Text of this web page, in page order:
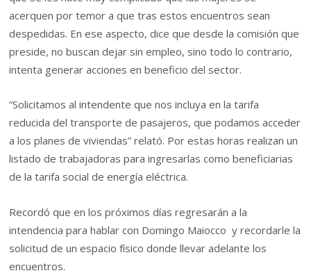
acerquen por temor a que tras estos encuentros sean
despedidas. En ese aspecto, dice que desde la comisión que
preside, no buscan dejar sin empleo, sino todo lo contrario,
intenta generar acciones en beneficio del sector.
“Solicitamos al intendente que nos incluya en la tarifa
reducida del transporte de pasajeros, que podamos acceder
a los planes de viviendas” relató. Por estas horas realizan un
listado de trabajadoras para ingresarlas como beneficiarias
de la tarifa social de energía eléctrica.
Recordó que en los próximos días regresarán a la
intendencia para hablar con Domingo Maiocco y recordarle la
solicitud de un espacio físico donde llevar adelante los
encuentros.